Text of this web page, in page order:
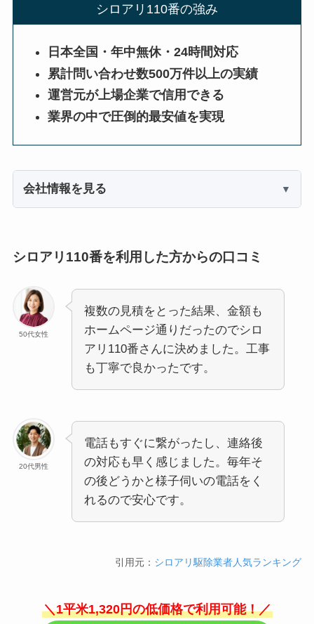
シロアリ110番の強み
日本全国・年中無休・24時間対応
累計問い合わせ数500万件以上の実績
運営元が上場企業で信用できる
業界の中で圧倒的最安値を実現
会社情報を見る
シロアリ110番を利用した方からの口コミ
50代女性
複数の見積をとった結果、金額も
ホームページ通りだったのでシロ
アリ110番さんに決めました。工事
も丁寧で良かったです。
20代男性
電話もすぐに繋がったし、連絡後
の対応も早く感じました。毎年そ
の後どうかと様子伺いの電話をく
れるので安心です。
引用元： シロアリ駆除業者人気ランキング
＼1平米1,320円の低価格で利用可能！／